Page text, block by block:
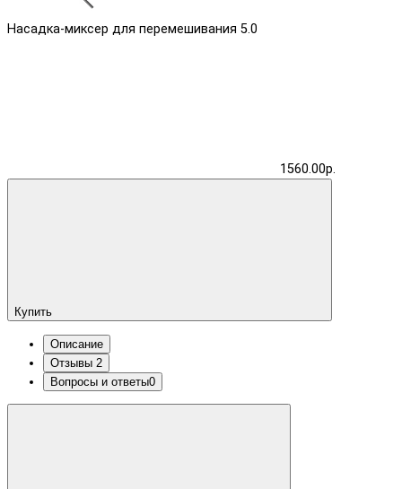
Насадка-миксер для перемешивания 5.0
1560.00р.
Купить
Описание
Отзывы 2
Вопросы и ответы0